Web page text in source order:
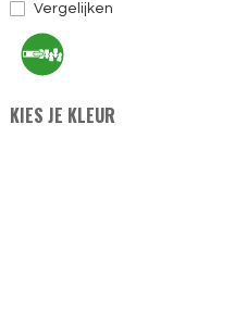
Vergelijken
KIES JE KLEUR